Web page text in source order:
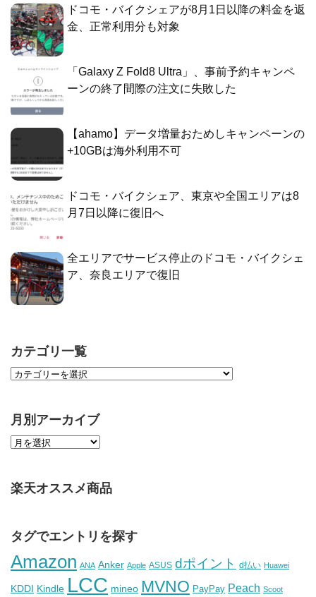
ドコモ・バイクシェアが8月1日以降の料金を返
金、正常利用分も対象
「Galaxy Z Fold8 Ultra」、事前予約キャンペ
ーンの終了間際の注文に失敗した
【ahamo】データ増量おためしキャンペーンの
+10GBは海外利用不可
ドコモ・バイクシェア、東京や全国エリアは8
月7日以降に復旧へ
全エリアでサービス停止のドコモ・バイクシェ
ア、奈良エリアで復旧
カテゴリ一覧
月別アーカイブ
楽天オススメ商品
タグでエントリを探す
Amazon ANA Anker Apple ASUS dポイント d払い Huawei
KDDI Kindle LCC mineo MVNO PayPay Peach Scoot